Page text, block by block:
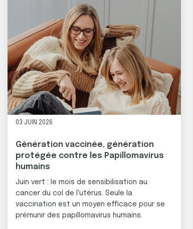
03 JUIN 2026
Génération vaccinée, génération
protégée contre les Papillomavirus
humains
Juin vert : le mois de sensibilisation au
cancer du col de l'utérus. Seule la
vaccination est un moyen efficace pour se
prémunir des papillomavirus humains.